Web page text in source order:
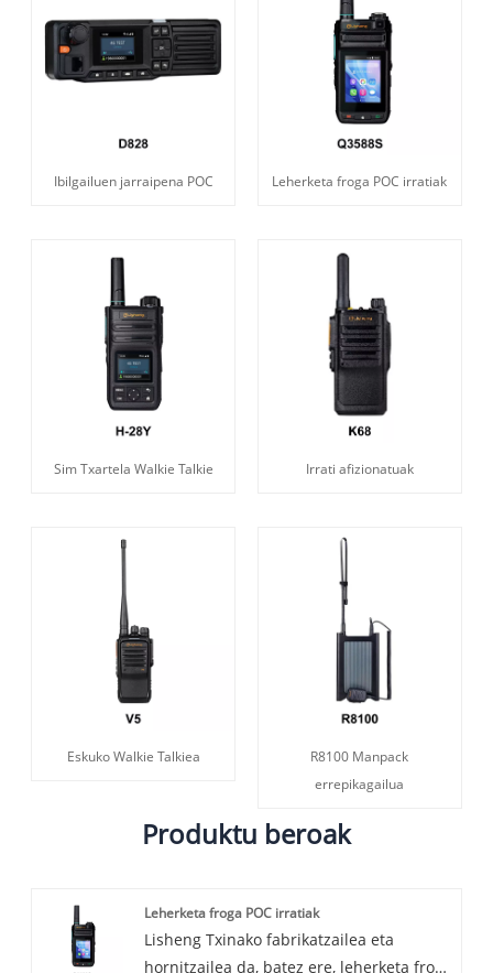
Ibilgailuen jarraipena POC Leherketa froga POC irratiak
Sim Txartela Walkie Talkie Irrati afizionatuak
Eskuko Walkie Talkiea
R8100 Manpack
errepikagailua
Produktu beroak
Leherketa froga POC irratiak
Lisheng Txinako fabrikatzailea eta
hornitzailea da, batez ere, leherketa froga